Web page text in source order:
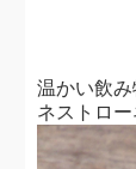
温かい飲
ネストロ